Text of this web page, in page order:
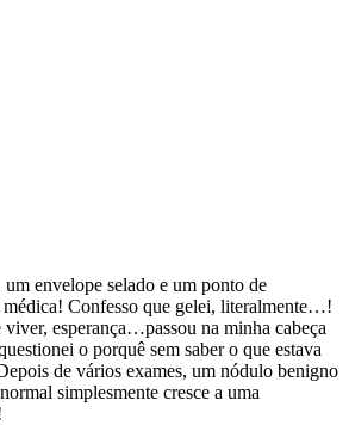
envelope selado e um ponto de
médica! Confesso que gelei, literalmente…!
esperança…passou na minha cabeça
o porquê sem saber o que estava
de vários exames, um nódulo benigno
simplesmente cresce a uma